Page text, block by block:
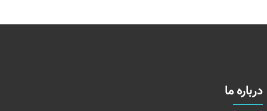
درباره ما